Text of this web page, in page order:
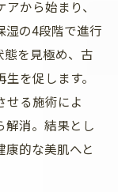
から始まり、
湿の4段階で進行
態を見極め、古
を促します。
せる施術によ
解消。結果とし
的な美肌へと